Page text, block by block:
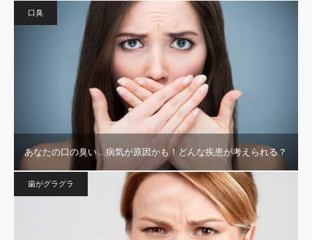
口臭
あなたの口の臭い…病気が原因かも！どんな疾患が考えられる？
歯がグラグラ